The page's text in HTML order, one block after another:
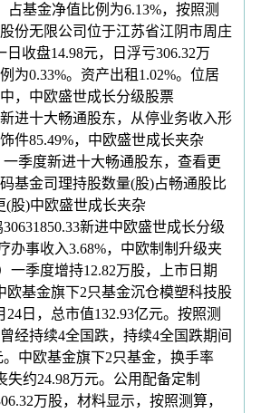
占基金净值比例为6.13%，按照测
份无限公司位于江苏省江阴市周庄
收盘14.98元，日浮亏306.32万
为0.33%。资产出租1.02%。位居
，中欧盛世成长分级股票
新进十大畅通股东，从停业务收入形
件85.49%，中欧盛世成长夹杂
一季度新进十大畅通股东，查看更
基金司理持股数量(股)占畅通股比
(股)中欧盛世成长夹杂
新进中欧盛世成长分级
办事收入3.68%，中欧制制升级夹
一季度增持12.82万股，上市日期
欧基金旗下2只基金沉仓模塑科技股
日，总市值132.93亿元。按照测
经持续4全国跌，持续4全国跌期间
。中欧基金旗下2只基金，换手率
失约24.98万元。公用配备定制
万股，材料显示，按照测算，